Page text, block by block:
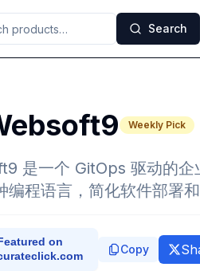
Search
Weekly Pick
是一个 GitOps 驱动的企
编程语言，简化软件部署和
Copy